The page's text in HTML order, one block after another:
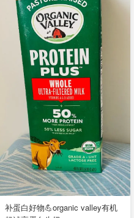
补蛋白好物💪organic valley有机